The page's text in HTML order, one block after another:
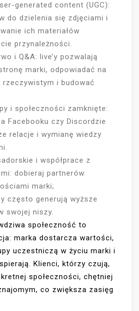
generated content (UGC):
do dzielenia się zdjęciami i
ich materiałów
przynależności.
i Q&A: live’y pozwalają
marki, odpowiadać na
rzeczywistym i budować
i społeczności zamknięte:
Facebooku czy Discordzie
relacje i wymianę wiedzy
i współprace z
dobieraj partnerów
marki;
często generują wyższe
swojej niszy.
społeczność to
marka dostarcza wartości,
uczestniczą w życiu marki i
Klienci, którzy czują,
społeczności, chętniej
co zwiększa zasięg